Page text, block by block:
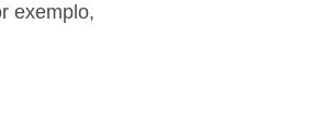
exemplo,